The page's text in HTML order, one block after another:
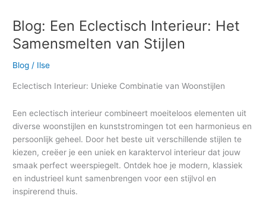
Blog: Een Eclectisch Interieur: Het
Samensmelten van Stijlen
Blog / Ilse
Eclectisch Interieur: Unieke Combinatie van Woonstijlen
Een eclectisch interieur combineert moeiteloos elementen uit
diverse woonstijlen en kunststromingen tot een harmonieus en
persoonlijk geheel. Door het beste uit verschillende stijlen te
kiezen, creëer je een uniek en karaktervol interieur dat jouw
smaak perfect weerspiegelt. Ontdek hoe je modern, klassiek
en industrieel kunt samenbrengen voor een stijlvol en
inspirerend thuis.